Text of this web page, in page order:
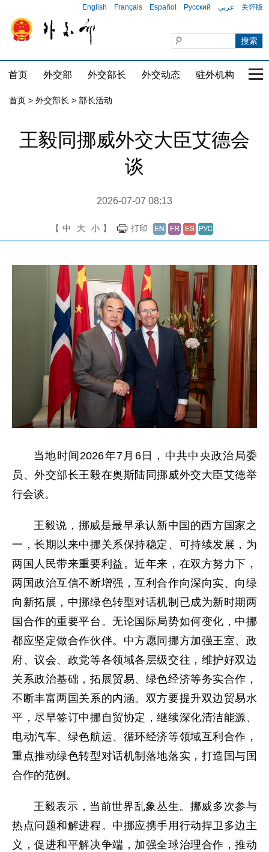
English Français Español Русский عربي 关怀版
首页 外交部 外交部长 外交动态 驻外机构 国
首页 > 外交部长 > 部长活动
王毅同挪威外交大臣艾德会
谈
2026-07-07 08:13
【 中 大 小 】 打印
当地时间2026年7月6日，中共中央政治局委
员、外交部长王毅在奥斯陆同挪威外交大臣艾德举
行会谈。
王毅说，挪威是最早承认新中国的西方国家之
一，长期以来中挪关系保持稳定、可持续发展，为
两国人民带来重要利益。近年来，在双方努力下，
两国政治互信不断增强，互利合作向深向实、向绿
向新拓展，中挪绿色转型对话机制已成为新时期两
国合作的重要平台。无论国际局势如何变化，中挪
都应坚定做合作伙伴。中方愿同挪方加强王室、政
府、议会、政党等各领域各层级交往，维护好双边
关系政治基础，拓展贸易、绿色经济等务实合作，
不断丰富两国关系的内涵。双方要提升双边贸易水
平，尽早签订中挪自贸协定，继续深化清洁能源、
电动汽车、绿色航运、循环经济等领域互利合作，
重点推动绿色转型对话机制落地落实，打造国与国
合作的范例。
王毅表示，当前世界乱象丛生。挪威多次参与
热点问题和解进程。中挪应携手用行动捍卫多边主
义，促进和平解决争端，加强全球治理合作，推动